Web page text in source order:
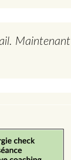
Maintenant